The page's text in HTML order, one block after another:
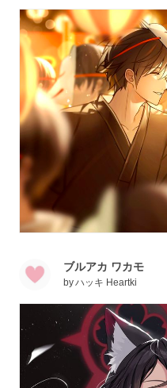
ブルアカ ワカモ
byハッキ Heartki